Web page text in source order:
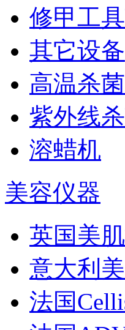
修甲工
其它设备
高温杀
紫外线
溶蜡机
美容仪器
英国美
意大利
法国